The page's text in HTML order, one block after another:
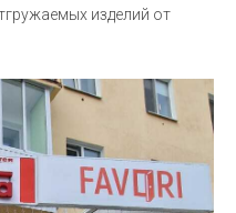
изделий от